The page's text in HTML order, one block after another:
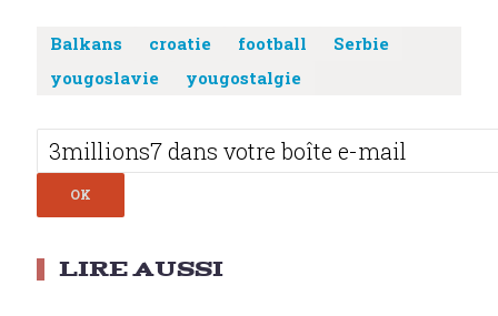
Balkans croatie football
Serbie
yougoslavie
yougostalgie
Post